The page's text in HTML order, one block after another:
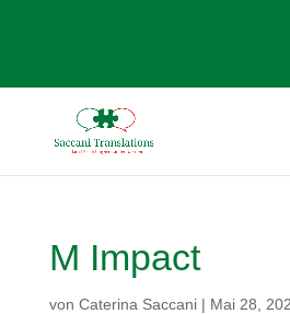
M Impact
von Caterina Saccani| Mai 28,